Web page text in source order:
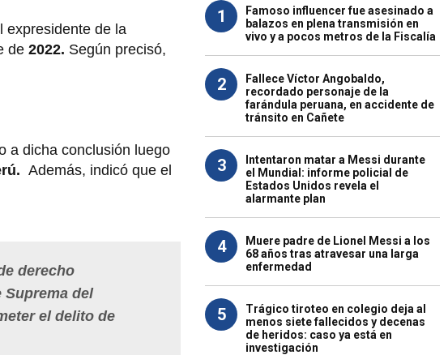
expresidente de la
de 2022. Según precisó,
a dicha conclusión luego
Además, indicó que el
derecho
del
el delito de
1
Famoso influencer fue asesinado a
balazos en plena transmisión en
vivo y a pocos metros de la Fiscalía
2
Fallece Víctor Angobaldo,
recordado personaje de la
farándula peruana, en accidente de
tránsito en Cañete
3
Intentaron matar a Messi durante
el Mundial: informe policial de
Estados Unidos revela el
alarmante plan
4
Muere padre de Lionel Messi a los
68 años tras atravesar una larga
enfermedad
5
Trágico tiroteo en colegio deja al
menos siete fallecidos y decenas
de heridos: caso ya está en
investigación